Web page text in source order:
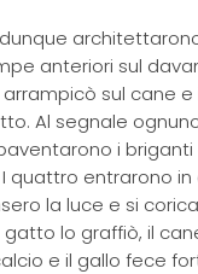
anteriori sul
arrampicò sul cane
Al segnale
i
quattro entrarono in
la luce e si
lo graffiò, il
e il gallo fece